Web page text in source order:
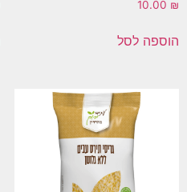
10.00 ₪
הוספה לסל